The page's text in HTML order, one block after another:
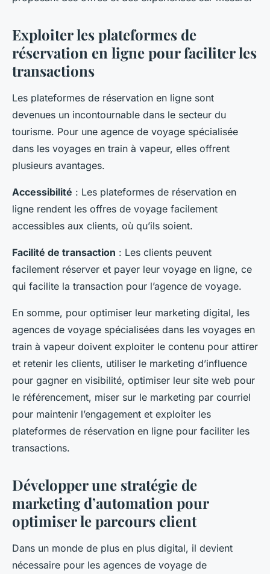
Exploiter les plateformes de
réservation en ligne pour faciliter les
transactions
Les plateformes de réservation en ligne sont
devenues un incontournable dans le secteur du
tourisme. Pour une agence de voyage spécialisée
dans les voyages en train à vapeur, elles offrent
plusieurs avantages.
Accessibilité : Les plateformes de réservation en
ligne rendent les offres de voyage facilement
accessibles aux clients, où qu’ils soient.
Facilité de transaction : Les clients peuvent
facilement réserver et payer leur voyage en ligne, ce
qui facilite la transaction pour l’agence de voyage.
En somme, pour optimiser leur marketing digital, les
agences de voyage spécialisées dans les voyages en
train à vapeur doivent exploiter le contenu pour attirer
et retenir les clients, utiliser le marketing d’influence
pour gagner en visibilité, optimiser leur site web pour
le référencement, miser sur le marketing par courriel
pour maintenir l’engagement et exploiter les
plateformes de réservation en ligne pour faciliter les
transactions.
Développer une stratégie de
marketing d’automation pour
optimiser le parcours client
Dans un monde de plus en plus digital, il devient
nécessaire pour les agences de voyage de